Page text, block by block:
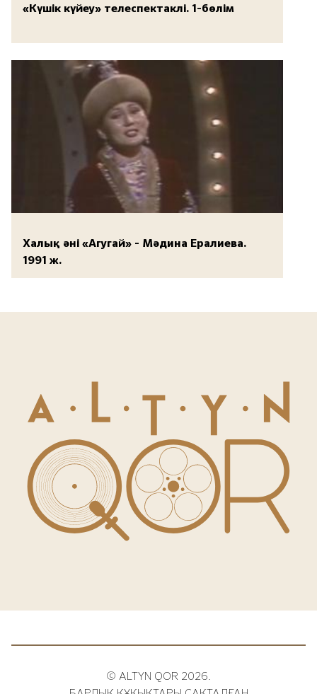
«Күшік күйеу» телеспектаклі. 1-бөлім
Халық әні «Агугай» - Мәдина Ералиева.
1991 ж.
© ALTYN QOR 2026.